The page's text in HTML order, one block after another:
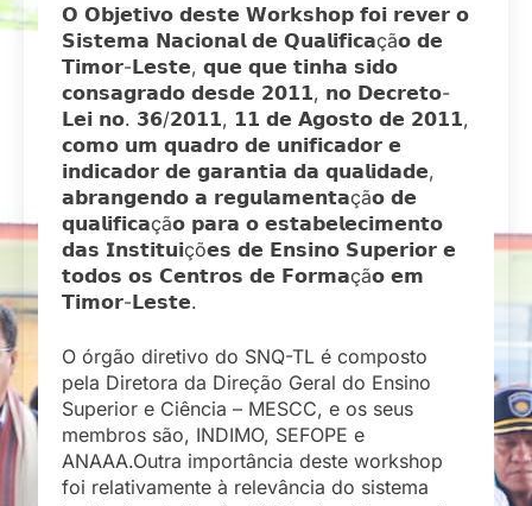
𝗢 𝗢𝗯𝗷𝗲𝘁𝗶𝘃𝗼 𝗱𝗲𝘀𝘁𝗲 𝗪𝗼𝗿𝗸𝘀𝗵𝗼𝗽 𝗳𝗼𝗶 𝗿𝗲𝘃𝗲𝗿 𝗼
𝗦𝗶𝘀𝘁𝗲𝗺𝗮 𝗡𝗮𝗰𝗶𝗼𝗻𝗮𝗹 𝗱𝗲 𝗤𝘂𝗮𝗹𝗶𝗳𝗶𝗰𝗮çã𝗼 𝗱𝗲
𝗧𝗶𝗺𝗼𝗿-𝗟𝗲𝘀𝘁𝗲, 𝗾𝘂𝗲 𝗾𝘂𝗲 𝘁𝗶𝗻𝗵𝗮 𝘀𝗶𝗱𝗼
𝗰𝗼𝗻𝘀𝗮𝗴𝗿𝗮𝗱𝗼 𝗱𝗲𝘀𝗱𝗲 𝟮𝟬𝟭𝟭, 𝗻𝗼 𝗗𝗲𝗰𝗿𝗲𝘁𝗼-
𝗟𝗲𝗶 𝗻𝗼. 𝟯𝟲/𝟮𝟬𝟭𝟭, 𝟭𝟭 𝗱𝗲 𝗔𝗴𝗼𝘀𝘁𝗼 𝗱𝗲 𝟮𝟬𝟭𝟭,
𝗰𝗼𝗺𝗼 𝘂𝗺 𝗾𝘂𝗮𝗱𝗿𝗼 𝗱𝗲 𝘂𝗻𝗶𝗳𝗶𝗰𝗮𝗱𝗼𝗿 𝗲
𝗶𝗻𝗱𝗶𝗰𝗮𝗱𝗼𝗿 𝗱𝗲 𝗴𝗮𝗿𝗮𝗻𝘁𝗶𝗮 𝗱𝗮 𝗾𝘂𝗮𝗹𝗶𝗱𝗮𝗱𝗲,
𝗮𝗯𝗿𝗮𝗻𝗴𝗲𝗻𝗱𝗼 𝗮 𝗿𝗲𝗴𝘂𝗹𝗮𝗺𝗲𝗻𝘁𝗮çã𝗼 𝗱𝗲
𝗾𝘂𝗮𝗹𝗶𝗳𝗶𝗰𝗮çã𝗼 𝗽𝗮𝗿𝗮 𝗼 𝗲𝘀𝘁𝗮𝗯𝗲𝗹𝗲𝗰𝗶𝗺𝗲𝗻𝘁𝗼
𝗱𝗮𝘀 𝗜𝗻𝘀𝘁𝗶𝘁𝘂𝗶çõ𝗲𝘀 𝗱𝗲 𝗘𝗻𝘀𝗶𝗻𝗼 𝗦𝘂𝗽𝗲𝗿𝗶𝗼𝗿 𝗲
𝘁𝗼𝗱𝗼𝘀 𝗼𝘀 𝗖𝗲𝗻𝘁𝗿𝗼𝘀 𝗱𝗲 𝗙𝗼𝗿𝗺𝗮çã𝗼 𝗲𝗺
𝗧𝗶𝗺𝗼𝗿-𝗟𝗲𝘀𝘁𝗲.
O órgão diretivo do SNQ-TL é composto
pela Diretora da Direção Geral do Ensino
Superior e Ciência – MESCC, e os seus
membros são, INDIMO, SEFOPE e
ANAAA.Outra importância deste workshop
foi relativamente à relevância do sistema